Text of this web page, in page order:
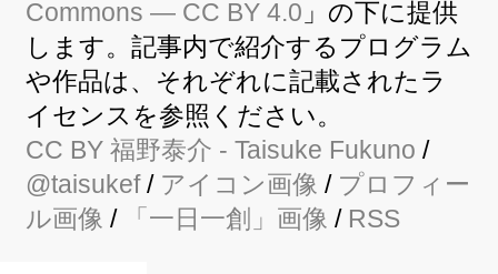
Commons — CC BY 4.0 」の下に提供
します。記事内で紹介するプログラム
や作品は、それぞれに記載されたラ
イセンスを参照ください。
CC BY 福野泰介 - Taisuke Fukuno /
@taisukef/ アイコン画像 / プロフィー
ル画像 / 「一日一創」画像 / RSS